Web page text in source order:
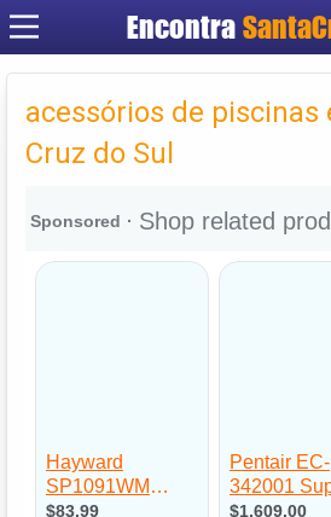
Encontra
Criar
acessórios de piscinas
Cruz do Sul